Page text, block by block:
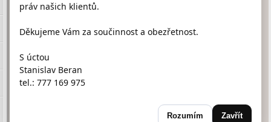
práv našich klientů.
Děkujeme Vám za součinnost a obezřetnost.
S úctou
Stanislav Beran
tel.: 777 169 975
Rozumím Zavřít